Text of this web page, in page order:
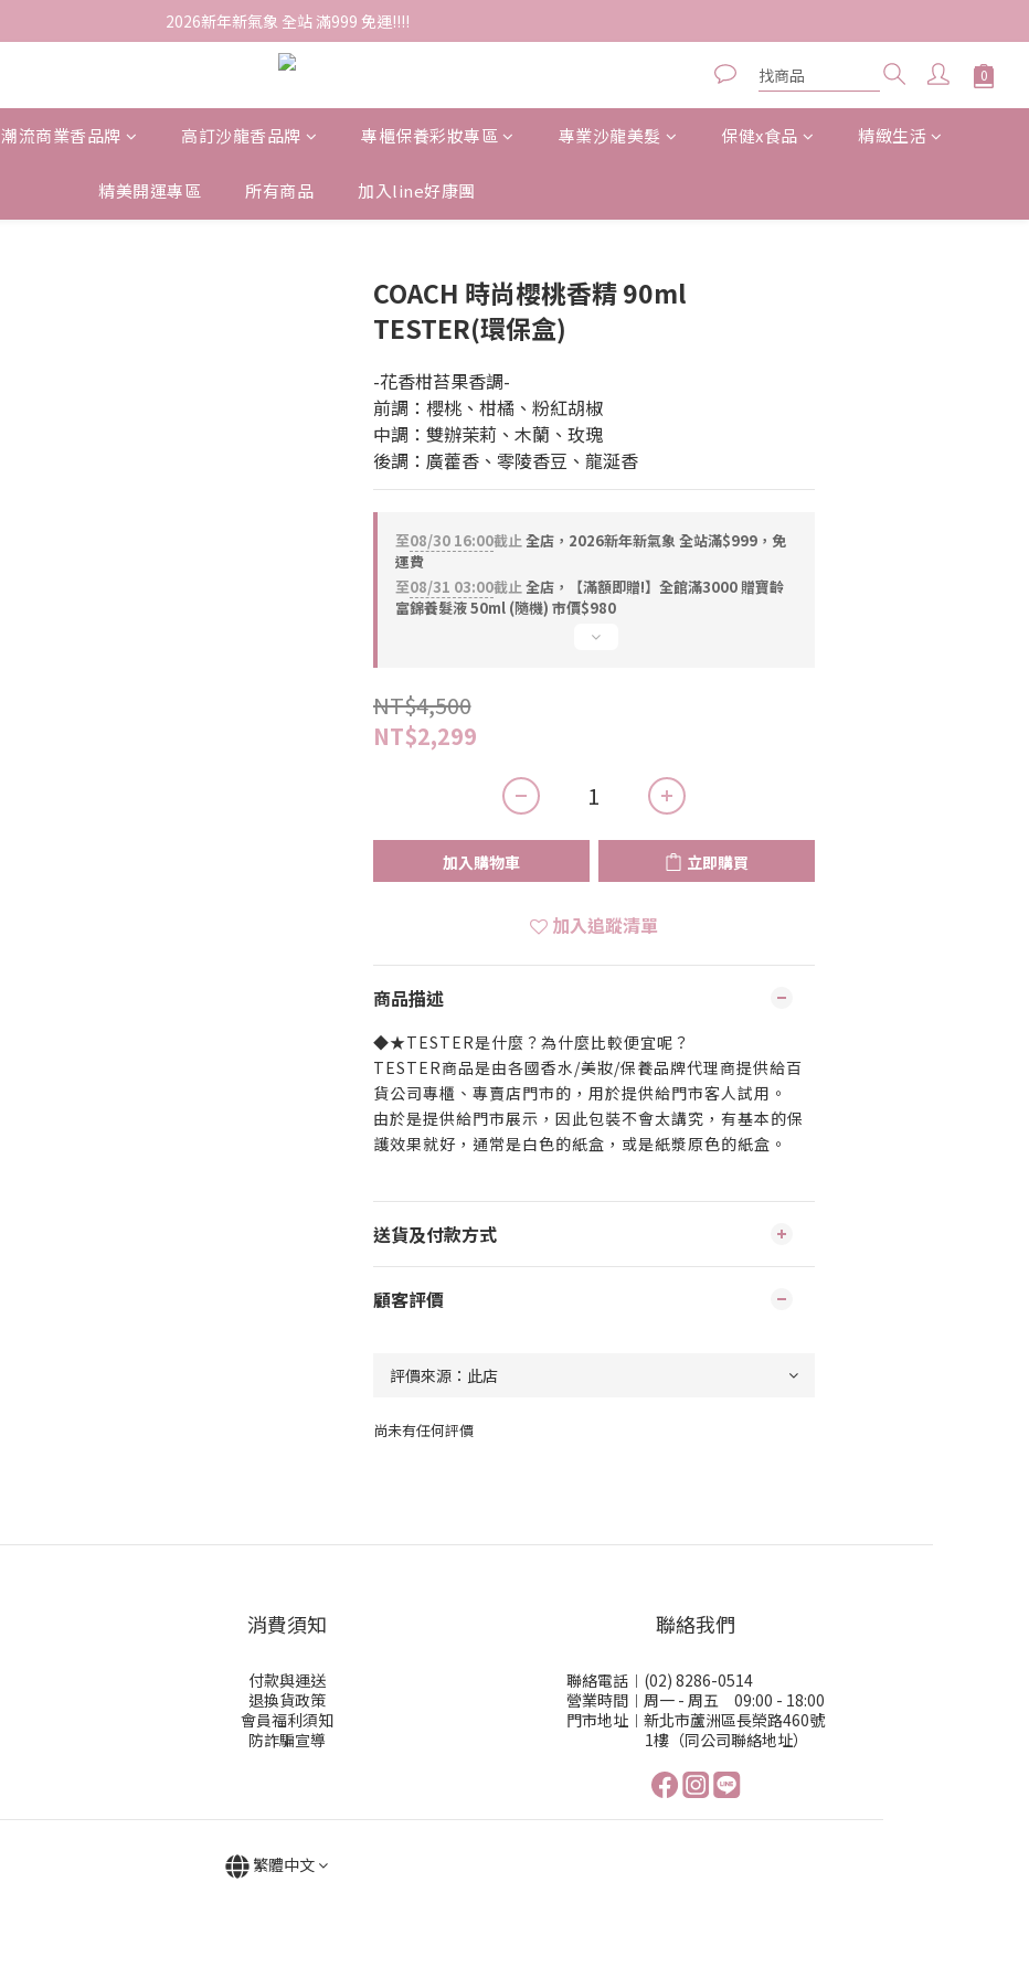
2026新年新氣象 全站 滿999 免運!!!!
潮流商業香品牌 高訂沙龍香品牌 專櫃保養彩妝專區 專業沙龍美髮 保健x食品 精緻生活
精美開運專區 所有商品 加入line好康團
COACH 時尚櫻桃香精 90ml
TESTER(環保盒)
-花香柑苔果香調-
前調：櫻桃、柑橘、粉紅胡椒
中調：雙辦茉莉、木蘭、玫瑰
後調：廣藿香、零陵香豆、龍涎香
至08/30 16:00截止全店，2026新年新氣象 全站滿$999，免
運費
至08/31 03:00截止全店，【滿額即贈!】全館滿3000 贈寶齡
富錦養髮液 50ml (隨機) 市價$980
NT$4,500
NT$2,299
加入購物車 立即購買
加入追蹤清單
商品描述
◆★TESTER是什麼？為什麼比較便宜呢？
TESTER商品是由各國香水/美妝/保養品牌代理商提供給百
貨公司專櫃、專賣店門市的，用於提供給門市客人試用。
由於是提供給門市展示，因此包裝不會太講究，有基本的保
護效果就好，通常是白色的紙盒，或是紙漿原色的紙盒。
送貨及付款方式
顧客評價
尚未有任何評價
消費須知
付款與運送
退換貨政策
會員福利須知
防詐騙宣導
聯絡我們
聯絡電話︱(02) 8286-0514
營業時間︱周一 - 周五 09:00 - 18:00
門市地址︱新北市蘆洲區長榮路460號
1樓（同公司聯絡地址）
繁體中文